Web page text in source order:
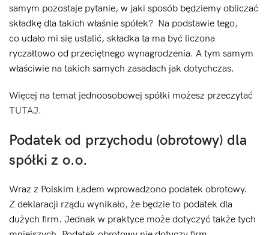
samym pozostaje pytanie, w jaki sposób będziemy obliczać
składkę dla takich właśnie spółek? Na podstawie tego,
co udało mi się ustalić, składka ta ma być liczona
ryczałtowo od przeciętnego wynagrodzenia. A tym samym
właściwie na takich samych zasadach jak dotychczas.
Więcej na temat jednoosobowej spółki możesz przeczytać
TUTAJ.
Podatek od przychodu (obrotowy) dla
spółki z o.o.
Wraz z Polskim Ładem wprowadzono podatek obrotowy.
Z deklaracji rządu wynikało, że będzie to podatek dla
dużych firm. Jednak w praktyce może dotyczyć także tych